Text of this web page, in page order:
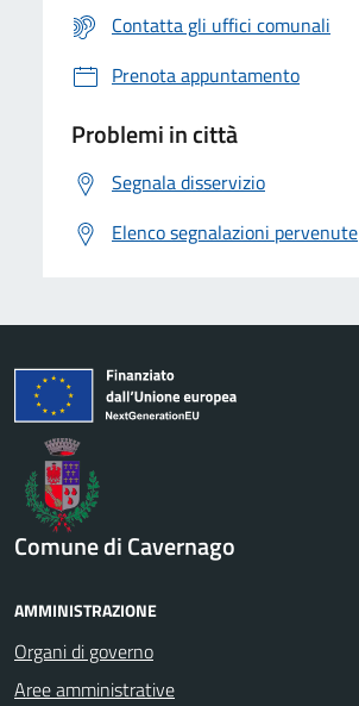
Contatta gli uffici comunali
Prenota appuntamento
Problemi in città
Segnala disservizio
Elenco segnalazioni pervenute
Comune di Cavernago
AMMINISTRAZIONE
Organi di governo
Aree amministrative